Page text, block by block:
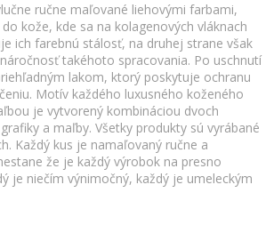
ručne maľované liehovými farbami,
kože, kde sa na kolagenových vláknach
ich farebnú stálosť, na druhej strane však
takéhoto spracovania. Po uschnutí
lakom, ktorý poskytuje ochranu
Motív každého luxusného koženého
je vytvorený kombináciou dvoch
a maľby. Všetky produkty sú vyrábané
Každý kus je namaľovaný ručne a
že je každý výrobok na presno
je niečím výnimočný, každý je umeleckým